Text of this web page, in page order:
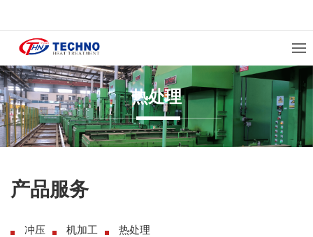
热处理
产品服务
冲压 机加工 热处理